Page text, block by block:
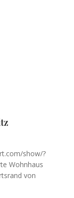
show/?
Wohnhaus
von